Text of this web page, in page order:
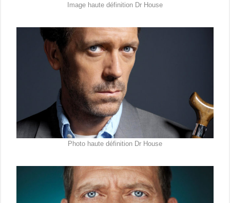
Image haute définition Dr House
Photo haute définition Dr House